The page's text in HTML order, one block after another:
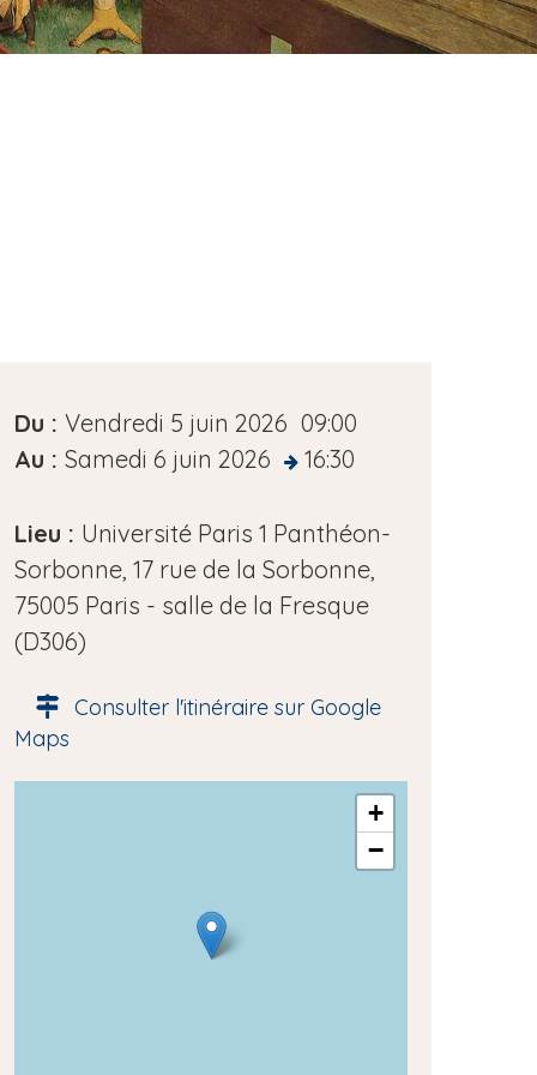
D
a
e
d
e
l
v
è
Du : Vendredi 5 juin 2026 09:00
Au : Samedi 6 juin 2026 at
16:30
Lieu : Université Paris 1 Panthéon-
Sorbonne, 17 rue de la Sorbonne,
75005 Paris - salle de la Fresque
(D306)
Consulter l'itinéraire sur Google
Maps
+
−